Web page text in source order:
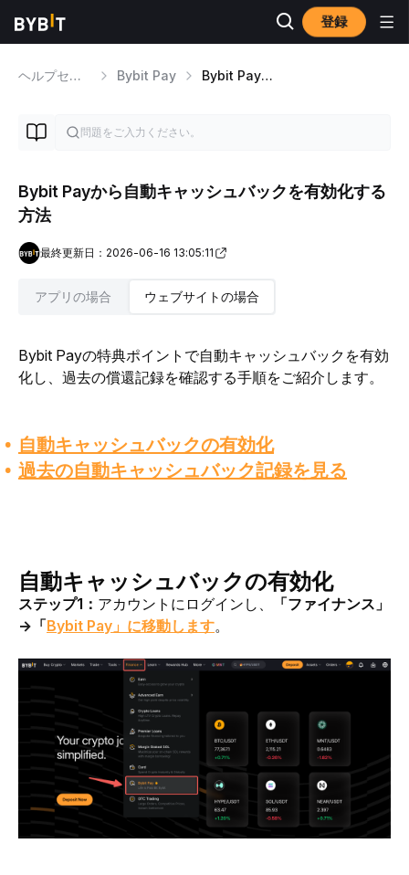
登録
ヘルプセンター Bybit Pay Bybit Pay 特典
Bybit Payから自動キャッシュバックを有効化する
方法
最終更新日：2026-06-16 13:05:11
アプリの場合 ウェブサイトの場合
Bybit Payの特典ポイントで自動キャッシュバックを有効
化し、過去の償還記録を確認する手順をご紹介します。
自動キャッシュバックの有効化
過去の自動キャッシュバック記録を見る
自動キャッシュバックの有効化
ステップ1： アカウントにログインし、 「ファイナンス 」
→ 「Bybit Pay」に移動します。